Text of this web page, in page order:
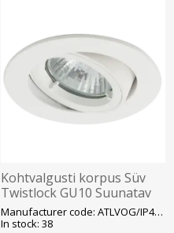
Kohtvalgusti korpus Süv
Twistlock GU10 Suunatav
IP44 Ava 84mm Valge
Ansell
Manufacturer code: ATLVOG/IP44/W
In stock: 38